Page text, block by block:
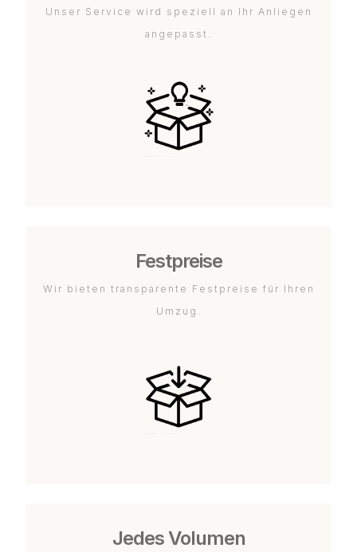
Unser Service wird speziell an Ihr Anliegen
angepasst.
Festpreise
Wir bieten transparente Festpreise für Ihren
Umzug.
Jedes Volumen